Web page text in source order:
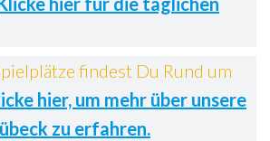
findest Du Rund um
hier, um mehr über unsere
zu erfahren.